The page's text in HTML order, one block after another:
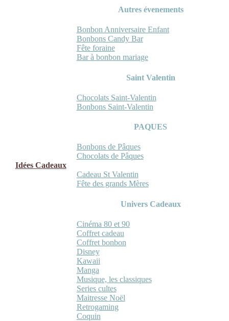
Autres évenements
Bonbon Anniversaire Enfant
Bonbons Candy Bar
Fête foraine
Bar à bonbon mariage
Saint Valentin
Chocolats Saint-Valentin
Bonbons Saint-Valentin
PAQUES
Bonbons de Pâques
Chocolats de Pâques
Idées Cadeaux
Cadeau St Valentin
Fête des grands Mères
Univers Cadeaux
Cinéma 80 et 90
Coffret cadeau
Coffret bonbon
Disney
Kawaii
Manga
Musique, les classiques
Series cultes
Maitresse Noël
Retrogaming
Coquin